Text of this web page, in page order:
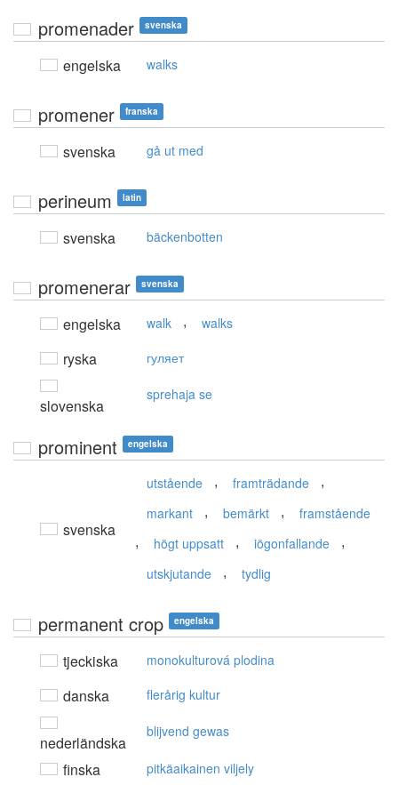
promenader svenska
engelska walks
promener franska
svenska gå ut med
perineum latin
svenska bäckenbotten
promenerar svenska
engelska walk , walks
ryska гуляет
slovenska
sprehaja se
prominent engelska
svenska
utstående , framträdande ,
markant , bemärkt , framstående
, högt uppsatt , iögonfallande ,
utskjutande , tydlig
permanent crop engelska
tjeckiska monokulturová plodina
danska flerårig kultur
nederländska
blijvend gewas
finska pitkäaikainen viljely